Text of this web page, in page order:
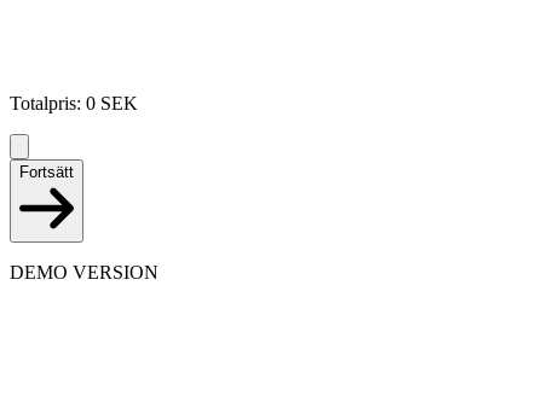
Totalpris: 0 SEK
Fortsätt
DEMO VERSION